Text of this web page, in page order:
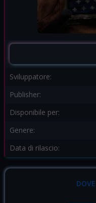
Sviluppatore:
Publisher:
Disponibile per:
Genere:
Data di rilascio: